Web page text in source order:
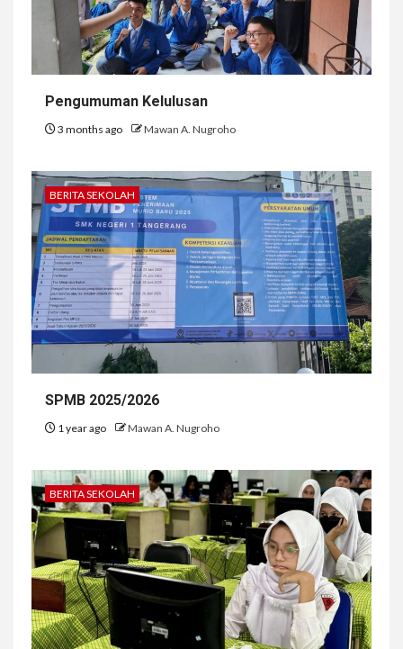
Pengumuman Kelulusan
3 months ago Mawan A. Nugroho
BERITA SEKOLAH
SPMB 2025/2026
1 year ago Mawan A. Nugroho
BERITA SEKOLAH